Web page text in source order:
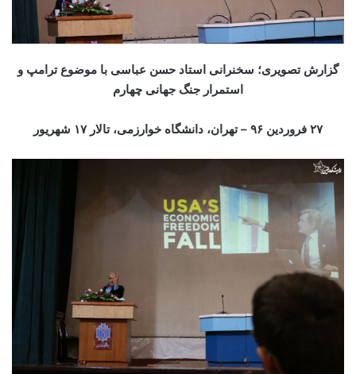
گزارش تصویری؛ سخنرانی استاد حسن عباسی با موضوع ترامپ و
استمرار جنگ جهانی چهارم
۲۷ فروردین ۹۶ – تهران، دانشگاه خوارزمی، تالار ۱۷ شهریور